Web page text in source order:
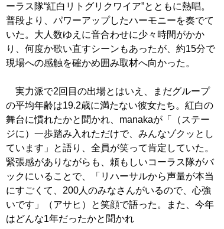
ーラス隊“紅白リトグリクワイア”とともに熱唱。
普段より、パワーアップしたハーモニーを奏でて
いた。大人数ゆえに音合わせに少々時間がかか
り、何度か歌い直すシーンもあったが、約15分で
現場への感触を確かめ囲み取材へ向かった。
実力派で2回目の出場とはいえ、まだグループ
の平均年齢は19.2歳に満たない彼女たち。紅白の
舞台に慣れたかと聞かれ、manakaが「（ステー
ジに）一歩踏み入れただけで、みんなゾクッとし
ています」と語り、全員が笑って肯定していた。
緊張感がありながらも、頼もしいコーラス隊がバ
ックにいることで、「リハーサルから声量が本当
にすごくて、200人のみなさんがいるので、心強
いです」（アサヒ）と笑顔で語った。また、今年
はどんな1年だったかと聞かれ